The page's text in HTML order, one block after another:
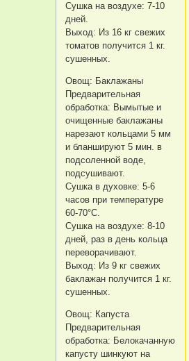
Сушка на воздухе: 7-10
дней.
Выход: Из 16 кг свежих
томатов получится 1 кг.
сушенных.
Овощ: Баклажаны
Предварительная
обработка: Вымытые и
очищенные баклажаны
нарезают кольцами 5 мм
и бланшируют 5 мин. в
подсоленной воде,
подсушивают.
Сушка в духовке: 5-6
часов при температуре
60-70°C.
Сушка на воздухе: 8-10
дней, раз в день кольца
переворачивают.
Выход: Из 9 кг свежих
баклажан получится 1 кг.
сушенных.
Овощ: Капуста
Предварительная
обработка: Белокачанную
капусту шинкуют на